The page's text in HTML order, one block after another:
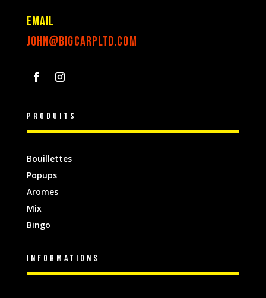
Email
john@bigcarpltd.com
Produits
Bouillettes
Popups
Aromes
Mix
Bingo
INFORMATIONS